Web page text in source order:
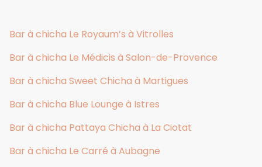
Bar à chicha Le Royaum’s à Vitrolles
Bar à chicha Le Médicis à Salon-de-Provence
Bar à chicha Sweet Chicha à Martigues
Bar à chicha Blue Lounge à Istres
Bar à chicha Pattaya Chicha à La Ciotat
Bar à chicha Le Carré à Aubagne